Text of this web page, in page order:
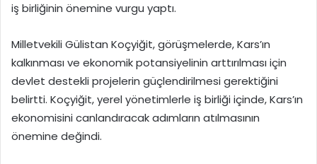
iş birliğinin önemine vurgu yaptı.
Milletvekili Gülistan Koçyiğit, görüşmelerde, Kars’ın
kalkınması ve ekonomik potansiyelinin arttırılması için
devlet destekli projelerin güçlendirilmesi gerektiğini
belirtti. Koçyiğit, yerel yönetimlerle iş birliği içinde, Kars’ın
ekonomisini canlandıracak adımların atılmasının
önemine değindi.